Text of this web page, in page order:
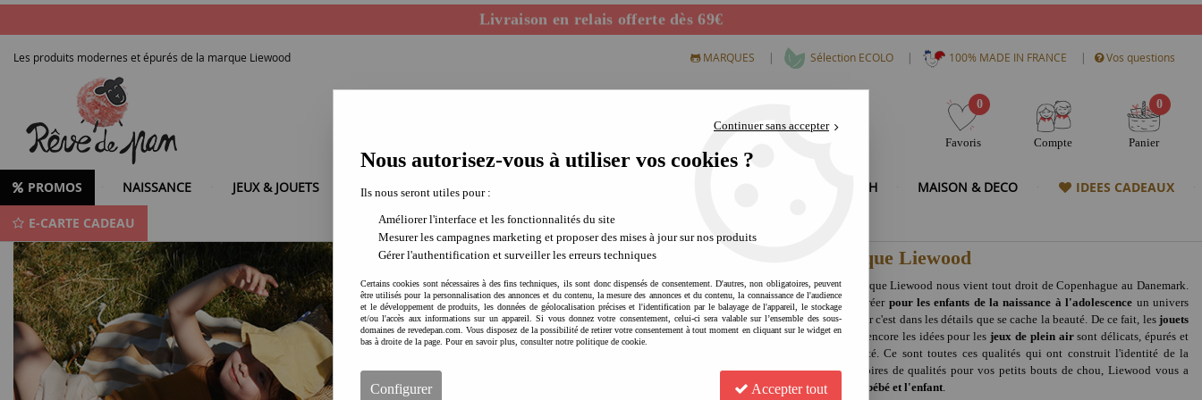
Départ de notre dépôt avant 14h
Les produits modernes et épurés de la marque Liewood MARQUES | Sélection ECOLO | 100% MADE IN FRANCE | Vos questions
0
Favoris Compte
0
Panier
PROMOS NAISSANCE JEUX & JOUETS LOISIRS CREATIFS MODE & HIGH TECH MAISON & DECO IDEES CADEAUX
E-CARTE CADEAU
Produits de la marque LIEWOOD
L'univers craquant de la marque Liewood
Fondée en 2015 par Anne Marie Lie Nielsen, la marque Liewood nous vient tout droit de Copenhague au Danemark.
L'objectif premier deLiewoodest, avant tout, de créer pour les enfants de la naissance à l'adolescence un univers
fonctionnel aux lignes simples et aux détails fins, car c'est dans les détails que se cache la beauté. De ce fait, les jouets
Liewood, les articles pour lachambre d'enfant ou encore les idées pour les jeux de plein airsont délicats, épurés et
surtout durables en terme d'esthétisme et de qualité. Ce sont toutes ces qualités qui ont construit l'identité de la
marque. Alors, si vous êtes à la recherche d'accessoires de qualités pour vos petits bouts de chou, Liewood vous a
imaginé et conçu avec soin de beauxcadeaux pour bébé et l'enfant
Continuer sans accepter
Nous autorisez-vous à utiliser vos cookies ?
Ils nous seront utiles pour :
Améliorer l'interface et les fonctionnalités du site
Mesurer les campagnes marketing et proposer des mises à jour sur nos produits
Gérer l'authentification et surveiller les erreurs techniques
Certains cookies sont nécessaires à des fins techniques, ils sont donc dispensés de consentement. D'autres, non obligatoires, peuvent
être utilisés pour la personnalisation des annonces et du contenu, la mesure des annonces et du contenu, la connaissance de l'audience
et le développement de produits, les données de géolocalisation précises et l'identification par le balayage de l'appareil, le stockage
et/ou l'accès aux informations sur un appareil. Si vous donnez votre consentement, celui-ci sera valable sur l’ensemble des sous-
domaines de revedepan.com. Vous disposez de la possibilité de retirer votre consentement à tout moment en cliquant sur le widget en
bas à droite de la page. Pour en savoir plus, consulter notre politique de cookie.
Configurer Accepter tout